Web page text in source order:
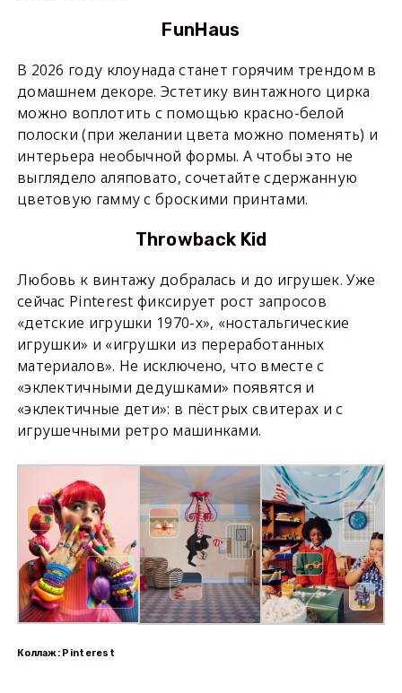
FunHaus
В 2026 году клоунада станет горячим трендом в
домашнем декоре. Эстетику винтажного цирка
можно воплотить с помощью красно-белой
полоски (при желании цвета можно поменять) и
интерьера необычной формы. А чтобы это не
выглядело аляповато, сочетайте сдержанную
цветовую гамму с броскими принтами.
Throwback Kid
Любовь к винтажу добралась и до игрушек. Уже
сейчас Pinterest фиксирует рост запросов
«детские игрушки 1970-х», «ностальгические
игрушки» и «игрушки из переработанных
материалов». Не исключено, что вместе с
«эклектичными дедушками» появятся и
«эклектичные дети»: в пёстрых свитерах и с
игрушечными ретро машинками.
Коллаж: Pinterest